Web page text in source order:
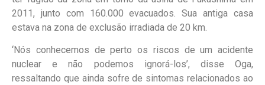
2011, junto com 160.000 evacuados. Sua antiga casa
estava na zona de exclusão irradiada de 20 km.
‘Nós conhecemos de perto os riscos de um acidente
nuclear e não podemos ignorá-los’, disse Oga,
ressaltando que ainda sofre de sintomas relacionados ao